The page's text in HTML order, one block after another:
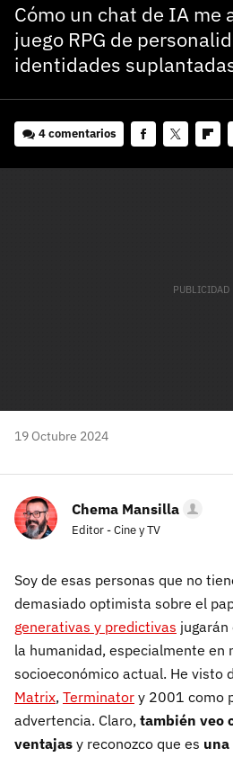
Cómo un chat de IA me
juego RPG de
identidades
4 comentarios
19 Octubre 2024
Chema Mansilla
Editor - Cine y TV
Soy de esas personas que no
demasiado optimista sobre el
generativas y predictivas
la humanidad, especialmente en
socioeconómico actual. He visto
Matrix, Terminator y 2001 como
advertencia. Claro, también veo
ventajas y reconozco que es